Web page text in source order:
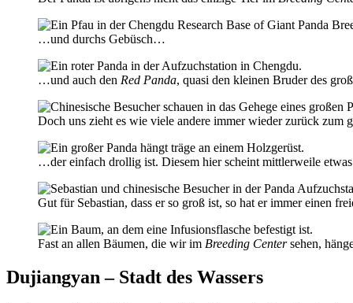
…und durchs Gebüsch…
…und auch den Red Panda, quasi den kleinen Bruder des
Doch uns zieht es wie viele andere immer wieder zurück zum
…der einfach drollig ist. Diesem hier scheint mittlerweile
Gut für Sebastian, dass er so groß ist, so hat er immer einen
Fast an allen Bäumen, die wir im Breeding Centersehen,
Dujiangyan – Stadt des Wassers